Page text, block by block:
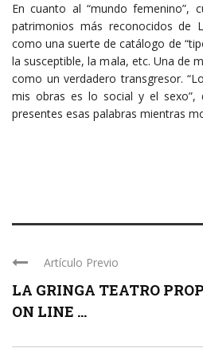
En cuanto al “mundo femenino”,
patrimonios más reconocidos de
como una suerte de catálogo de
la susceptible, la mala, etc. Una de
como un verdadero transgresor.
mis obras es lo social y el sexo”,
presentes esas palabras mientras
Artículo Previo
LA GRINGA TEATRO
ON LINE ...